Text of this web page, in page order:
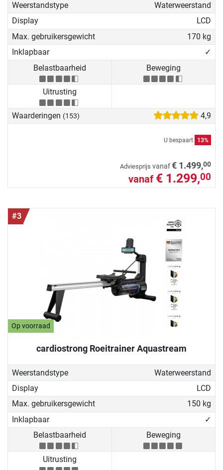
Weerstandstype
Waterweerstand
Display
LCD
Max. gebruikersgewicht
170 kg
Inklapbaar
✓
Belastbaarheid
Beweging
Uitrusting
Waarderingen (153) 4,9
U bespaart 13%
Adviesprijs vanaf€ 1.499,00
vanaf € 1.299,00
#3
Op voorraad
cardiostrong Roeitrainer Aquastream
Weerstandstype
Waterweerstand
Display
LCD
Max. gebruikersgewicht
150 kg
Inklapbaar
✓
Belastbaarheid
Beweging
Uitrusting